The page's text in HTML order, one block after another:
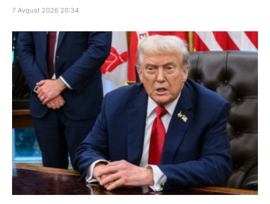
7 Avqust 2026 20:34